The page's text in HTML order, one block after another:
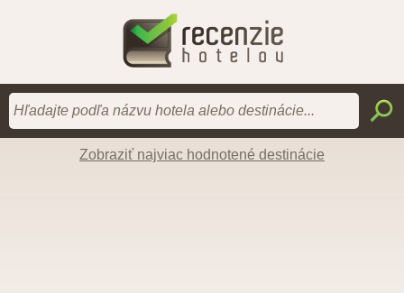
Zobraziť najviac hodnotené destinácie